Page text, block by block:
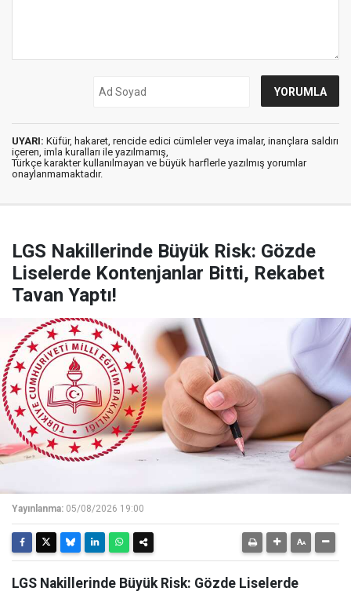
UYARI: Küfür, hakaret, rencide edici cümleler veya imalar, inançlara saldırı
içeren, imla kuralları ile yazılmamış,
Türkçe karakter kullanılmayan ve büyük harflerle yazılmış yorumlar
onaylanmamaktadır.
LGS Nakillerinde Büyük Risk: Gözde
Liselerde Kontenjanlar Bitti, Rekabet
Tavan Yaptı!
Yayınlanma: 05/08/2026 19:00
LGS Nakillerinde Büyük Risk: Gözde Liselerde